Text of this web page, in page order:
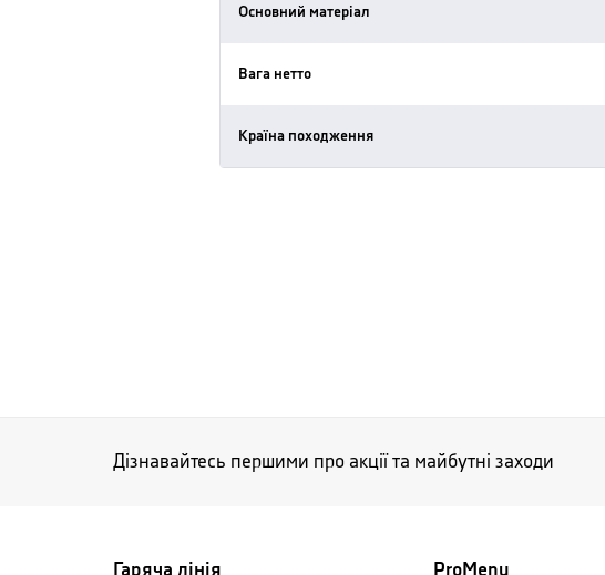
Основний матеріал
Вага нетто
Країна походження
Дізнавайтесь першими про акції та майбутні заходи
Гаряча лінія ProMenu